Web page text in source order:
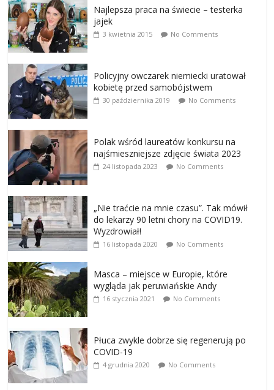
Najlepsza praca na świecie – testerka
jajek
3 kwietnia 2015 No Comments
Policyjny owczarek niemiecki uratował
kobietę przed samobójstwem
30 października 2019 No Comments
Polak wśród laureatów konkursu na
najśmieszniejsze zdjęcie świata 2023
24 listopada 2023 No Comments
„Nie traćcie na mnie czasu”. Tak mówił
do lekarzy 90 letni chory na COVID19.
Wyzdrowiał!
16 listopada 2020 No Comments
Masca – miejsce w Europie, które
wygląda jak peruwiańskie Andy
16 stycznia 2021 No Comments
Płuca zwykle dobrze się regenerują po
COVID-19
4 grudnia 2020 No Comments